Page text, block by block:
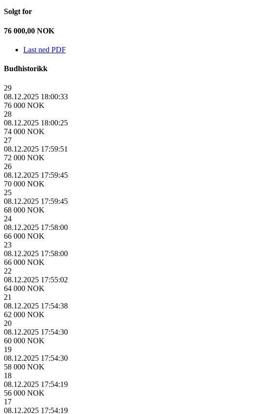
Solgt for
76 000,00 NOK
Last ned PDF
Budhistorikk
29
08.12.2025 18:00:33
76 000 NOK
28
08.12.2025 18:00:25
74 000 NOK
27
08.12.2025 17:59:51
72 000 NOK
26
08.12.2025 17:59:45
70 000 NOK
25
08.12.2025 17:59:45
68 000 NOK
24
08.12.2025 17:58:00
66 000 NOK
23
08.12.2025 17:58:00
66 000 NOK
22
08.12.2025 17:55:02
64 000 NOK
21
08.12.2025 17:54:38
62 000 NOK
20
08.12.2025 17:54:30
60 000 NOK
19
08.12.2025 17:54:30
58 000 NOK
18
08.12.2025 17:54:19
56 000 NOK
17
08.12.2025 17:54:19